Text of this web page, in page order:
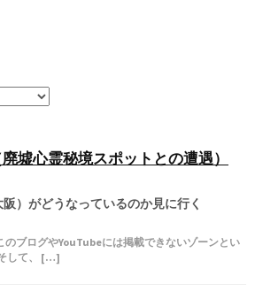
墟心霊秘境スポットとの遭遇）
）がどうなっているのか見に行く
のブログやYouTubeには掲載できないゾーンとい
して、 […]